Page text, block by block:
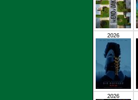
2026
2026